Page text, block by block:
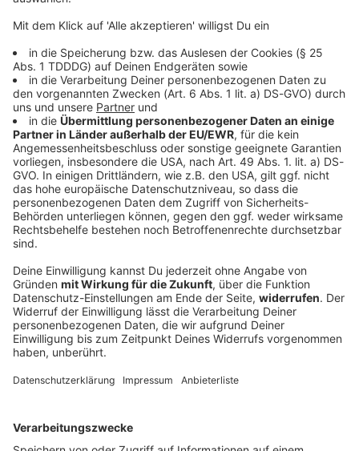
Bayern
Fünf Schwerverletzte bei Verkehrsunfall bei
Straubing
Zwei Fahrer aus Tschechien sind in Ostbayern mit
ihren Fahrzeugen frontal zusammengestoßen. Ein
DEINE GEMERKTEN ARTIKEL